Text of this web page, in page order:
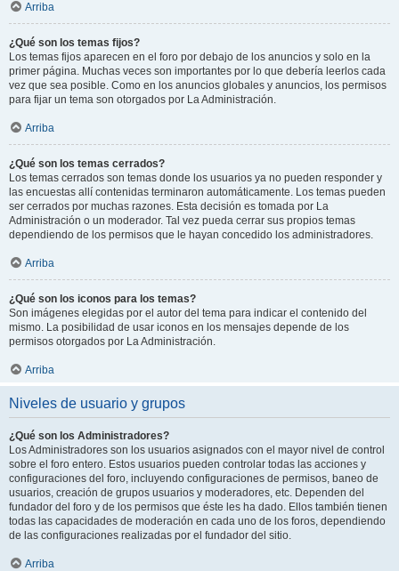
Arriba
¿Qué son los temas fijos?
Los temas fijos aparecen en el foro por debajo de los anuncios y solo en la
primer página. Muchas veces son importantes por lo que debería leerlos cada
vez que sea posible. Como en los anuncios globales y anuncios, los permisos
para fijar un tema son otorgados por La Administración.
Arriba
¿Qué son los temas cerrados?
Los temas cerrados son temas donde los usuarios ya no pueden responder y
las encuestas allí contenidas terminaron automáticamente. Los temas pueden
ser cerrados por muchas razones. Esta decisión es tomada por La
Administración o un moderador. Tal vez pueda cerrar sus propios temas
dependiendo de los permisos que le hayan concedido los administradores.
Arriba
¿Qué son los iconos para los temas?
Son imágenes elegidas por el autor del tema para indicar el contenido del
mismo. La posibilidad de usar iconos en los mensajes depende de los
permisos otorgados por La Administración.
Arriba
Niveles de usuario y grupos
¿Qué son los Administradores?
Los Administradores son los usuarios asignados con el mayor nivel de control
sobre el foro entero. Estos usuarios pueden controlar todas las acciones y
configuraciones del foro, incluyendo configuraciones de permisos, baneo de
usuarios, creación de grupos usuarios y moderadores, etc. Dependen del
fundador del foro y de los permisos que éste les ha dado. Ellos también tienen
todas las capacidades de moderación en cada uno de los foros, dependiendo
de las configuraciones realizadas por el fundador del sitio.
Arriba